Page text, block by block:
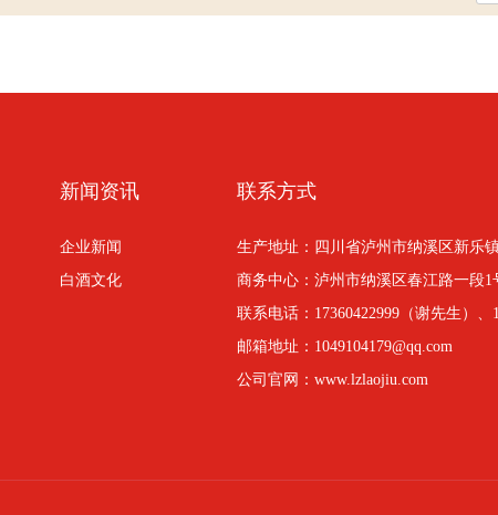
新闻资讯
企业新闻
白酒文化
联系方式
生产地址：四川省泸州市纳溪区新乐
商务中心：泸州市纳溪区春江路一段1
联系电话：17360422999（谢先生）、
邮箱地址：1049104179@qq.com
公司官网：www.lzlaojiu.com